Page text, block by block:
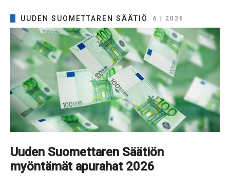
UUDEN SUOMETTAREN SÄÄTIÖ 6 | 2026
Uuden Suomettaren Säätiön
myöntämät apurahat 2026